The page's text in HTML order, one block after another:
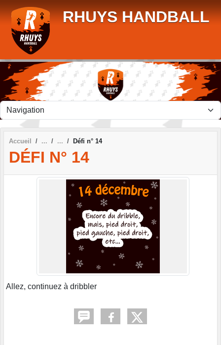
RHUYS HANDBALL
Accueil Défi n° 14
DÉFI N° 14
Allez, continuez à dribbler
Panneau de gestion des cookies